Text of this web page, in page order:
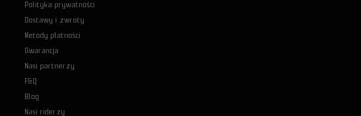
Polityka prywatności
Dostawy i zwroty
Metody płatności
Gwarancja
Nasi partnerzy
F&Q
Blog
Nasi riderzy